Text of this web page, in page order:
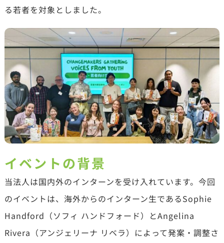
る若者を対象としました。
イベントの背景
当法人は国内外のインターンを受け入れています。今回
のイベントは、海外からのインターン生であるSophie
Handford（ソフィ ハンドフォード）とAngelina
Rivera（アンジェリーナ リベラ）によって発案・調整さ